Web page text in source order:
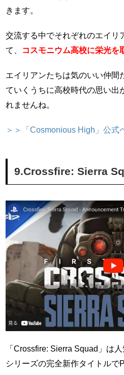
きます。
交流する中でそれぞれのエイリ
て、 コスモニウム高校に栄光を
エイリアンたちは気のいい仲間
ていくうちに高校時代の思い出
れませんね。
＞＞「Cosmonious High」公式
9.Crossfire: Sierra
「Crossfire: Sierra Squad」は
シリーズの完全新作タイトルで